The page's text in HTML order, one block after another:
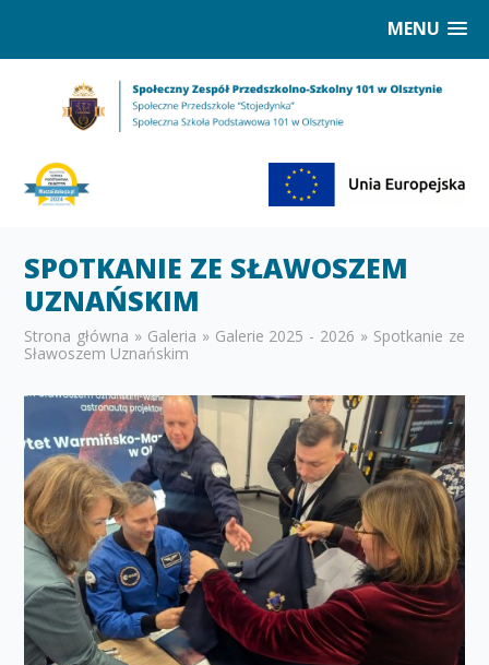
MENU
SPOTKANIE ZE SŁAWOSZEM
UZNAŃSKIM
Strona główna » Galeria » Galerie 2025 - 2026 » Spotkanie ze
Sławoszem Uznańskim